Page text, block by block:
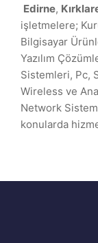
Edirne,
işletmelere;
Bilgisayar
Yazılım
Sistemleri, Pc,
Wireless ve
Network
konularda